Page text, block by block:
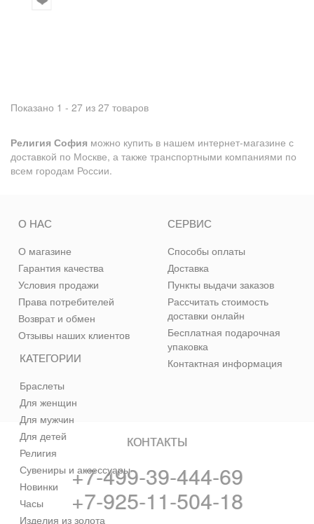
Показано 1 - 27 из 27 товаров
Религия София можно купить в нашем интернет-магазине с
доставкой по Москве, а также транспортными компаниями по
всем городам России.
КАТЕГОРИИ
Браслеты
Для женщин
Для мужчин
Для детей
Религия
Сувениры и аксессуары
Новинки
Часы
Изделия из золота
О НАС
О магазине
Гарантия качества
Условия продажи
Права потребителей
Возврат и обмен
Отзывы наших клиентов
СЕРВИС
Способы оплаты
Доставка
Пункты выдачи заказов
Рассчитать стоимость
доставки онлайн
Бесплатная подарочная
упаковка
Контактная информация
КОНТАКТЫ
+7-499-39-444-69
+7-925-11-504-18